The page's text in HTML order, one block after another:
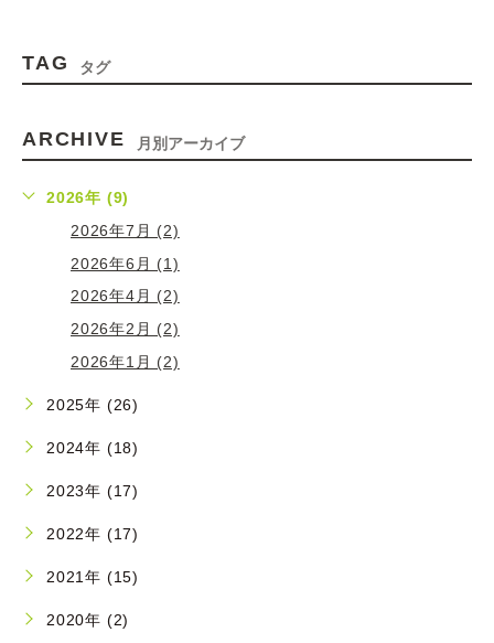
TAG タグ
ARCHIVE 月別アーカイブ
2026年 (9)
2026年7月 (2)
2026年6月 (1)
2026年4月 (2)
2026年2月 (2)
2026年1月 (2)
2025年 (26)
2024年 (18)
2023年 (17)
2022年 (17)
2021年 (15)
2020年 (2)